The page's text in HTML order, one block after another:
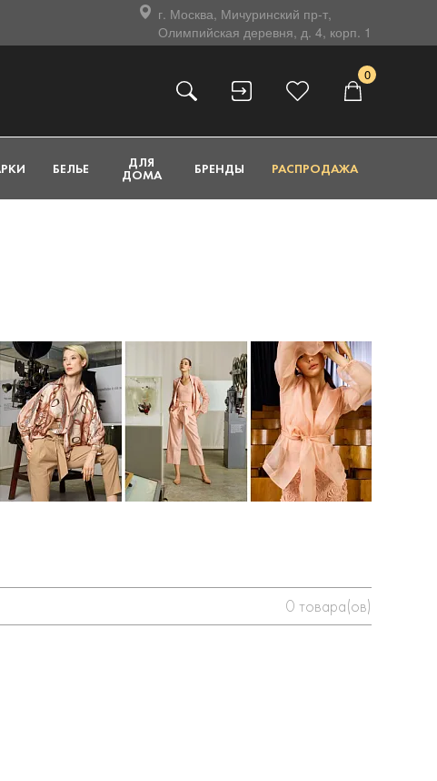
г. Москва, Мичуринский пр-т,
Олимпийская деревня, д. 4, корп. 1
0
БЕЛЬЕ ДЛЯ
ДОМА БРЕНДЫ РАСПРОДАЖА
0 товара(ов)